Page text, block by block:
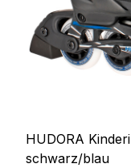
HUDORA
schwarz/blau